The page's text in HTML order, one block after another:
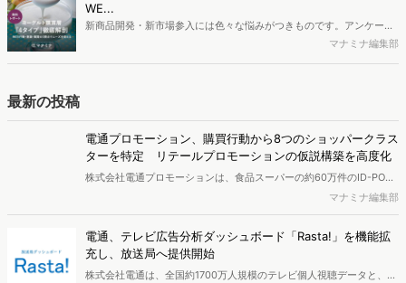
により高校生のデジタルライフスタイルは新たな変化を見せていま
す。※資料は記事内の入力フォームより、ダウンロードいただけま
WE...
新商品開発・新市場参入には色々な悩みがつきものです。アンケート
調査を実施しても、購買実態が不透明、新商品の受容性も判断しきれ
ポートとなっています。※本レポートは記事のフォームから無料でダ
ウンロードできます。
マナミナ編集部
最新の投稿
電通プロモーション、購買行動から8つのショッパークラス
ターを特定 リテールプロモーションの仮説構築を高度化
株式会社電通プロモーションは、食品スーパーの約60万件のID-POS
データと生活者の定性データをAIで分析し、購買行動の特徴に基づい
た8つのショッパークラスターを特定しました。これにより購買時点
における生活者の意識や行動背景の把握が可能となり、リテールプロ
モーションにおけるプランニングの高速化と高精度化を実現できると
いいます。
マナミナ編集部
電通、テレビ広告分析ダッシュボード「Rasta!」を機能拡
充し、放送局へ提供開始
株式会社電通は、全国約1700万人規模のテレビ個人視聴データと、独